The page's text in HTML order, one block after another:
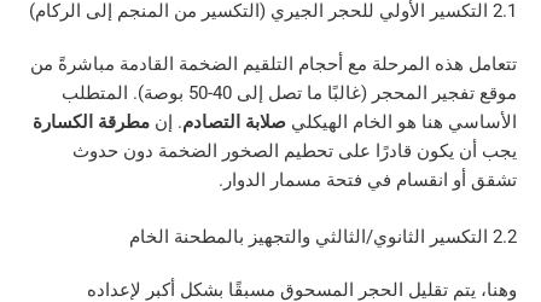
المرحلة مع أحجام التلقيم الضخمة القادمة مباشرةً من
موقع تفجير المحجر (غالبًا ما تصل إلى 40-50 بوصة). المتطلب
هو الخام الهيكليصلابة التصادم. إن مطرقة الكسارة
قادرًا على تحطيم الصخور الضخمة دون حدوث
في فتحة مسمار الدوار.
تقليل الحجر المسحوق مسبقًا بشكل أكبر لإعداده